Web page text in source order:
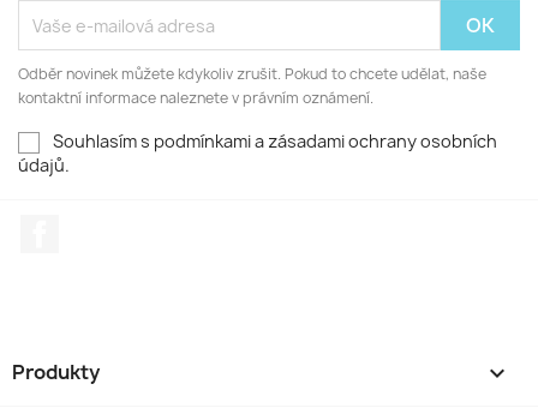
Odběr novinek můžete kdykoliv zrušit. Pokud to chcete udělat, naše
kontaktní informace naleznete v právním oznámení.
Souhlasím s podmínkami a zásadami ochrany osobních
údajů.
Produkty 